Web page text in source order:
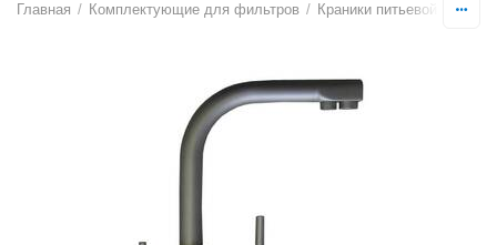
Главная / Комплектующие для фильтров / Краники питьевой воды